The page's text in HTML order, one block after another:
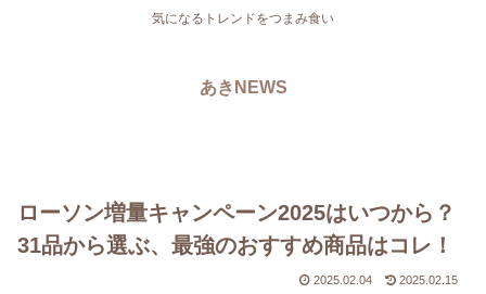
気になるトレンドをつまみ食い
あきNEWS
ローソン増量キャンペーン2025はいつから？
31品から選ぶ、最強のおすすめ商品はコレ！
2025.02.04 2025.02.15